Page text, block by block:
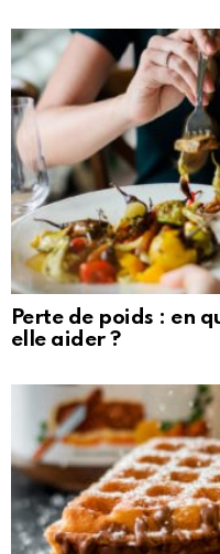
Perte de poids : en
elle aider ?